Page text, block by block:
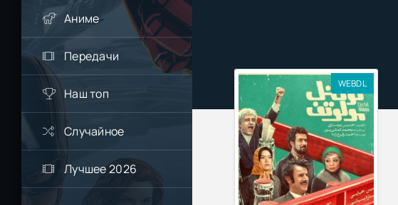
Аниме
Передачи
Наш топ
Случайное
Лучшее 2026
WEBDL